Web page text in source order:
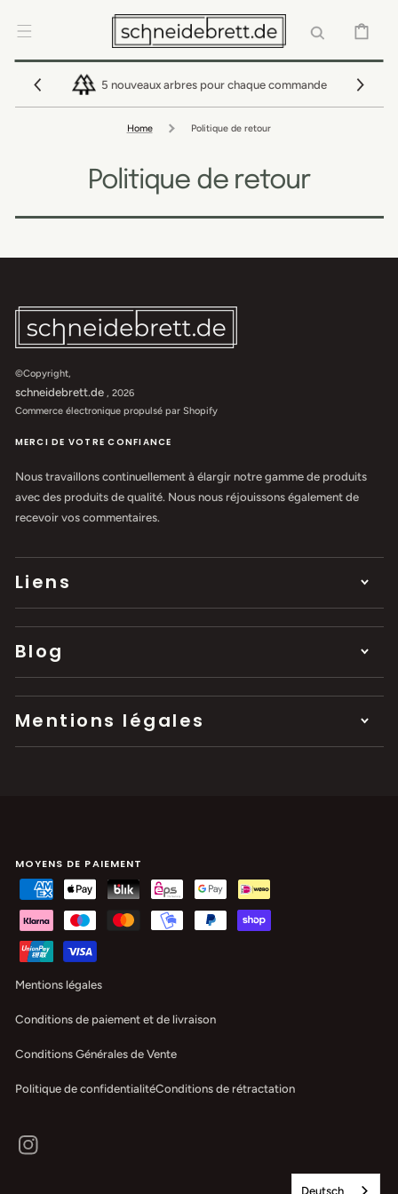
CONTENU
PANIER
5 nouveaux arbres pour chaque commande
Home Politique de retour
Politique de retour
©Copyright,
schneidebrett.de, 2026
Commerce électronique propulsé par Shopify
MERCI DE VOTRE CONFIANCE
Nous travaillons continuellement à élargir notre gamme de produits
avec des produits de qualité. Nous nous réjouissons également de
recevoir vos commentaires.
Liens
Blog
Mentions légales
MOYENS DE PAIEMENT
Mentions légales
Conditions de paiement et de livraison
Conditions Générales de Vente
Politique de confidentialitéConditions de rétractation
Instagram
Deutsch